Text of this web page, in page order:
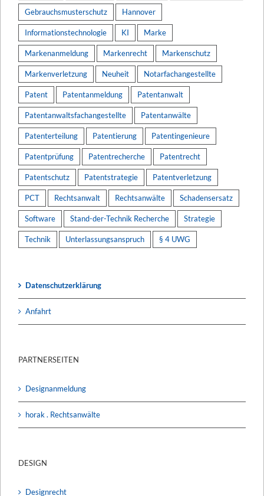
Gebrauchsmusterschutz Hannover
Informationstechnologie KI Marke
Markenanmeldung Markenrecht Markenschutz
Markenverletzung Neuheit Notarfachangestellte
Patent Patentanmeldung Patentanwalt
Patentanwaltsfachangestellte Patentanwälte
Patenterteilung Patentierung Patentingenieure
Patentprüfung Patentrecherche Patentrecht
Patentschutz Patentstrategie Patentverletzung
PCT Rechtsanwalt Rechtsanwälte Schadensersatz
Software Stand-der-Technik Recherche Strategie
Technik Unterlassungsanspruch § 4 UWG
Datenschutzerklärung
Anfahrt
PARTNERSEITEN
Designanmeldung
horak . Rechtsanwälte
DESIGN
Designrecht